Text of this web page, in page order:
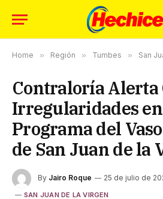
Home » Región » Tumbes » San
Contraloría Alerta
Irregularidades
Programa del
de San Juan de la
By Jairo Roque 25 de julio de
SAN JUAN DE LA VIRGEN